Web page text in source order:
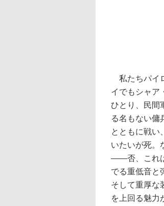
私たちパイ
イでもシャ
ひとり、民間
る名もない傭
とともに戦い
いたいが死。
――否、これ
でる重低音と
そして重厚な
を上回る魅力